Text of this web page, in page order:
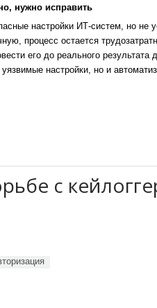
нужно исправить
настройки ИТ-систем, но не
процесс остается
его до реального результата
настройки, но и
с